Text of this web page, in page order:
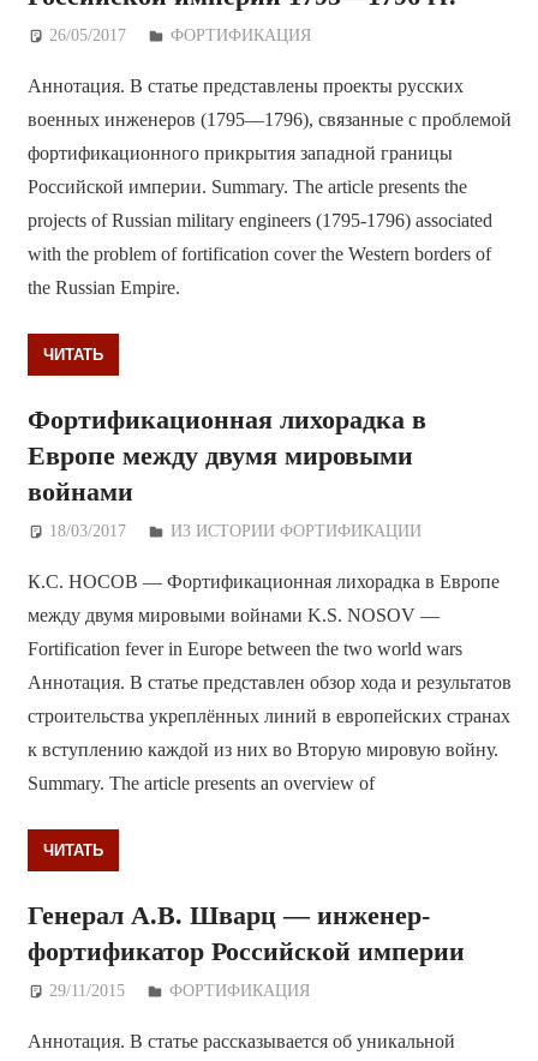
26/05/2017 Дежурный по Редакции
ФОРТИФИКАЦИЯ
Аннотация. В статье представлены проекты русских
военных инженеров (1795—1796), связанные с проблемой
фортификационного прикрытия западной границы
Российской империи. Summary. The article presents the
projects of Russian military engineers (1795-1796) associated
with the problem of fortification cover the Western borders of
the Russian Empire.
ЧИТАТЬ
Фортификационная лихорадка в
Европе между двумя мировыми
войнами
18/03/2017 Дежурный по Редакции
ИЗ ИСТОРИИ ФОРТИФИКАЦИИ
К.С. НОСОВ — Фортификационная лихорадка в Европе
между двумя мировыми войнами K.S. NOSOV —
Fortification fever in Europe between the two world wars
Аннотация. В статье представлен обзор хода и результатов
строительства укреплённых линий в европейских странах
к вступлению каждой из них во Вторую мировую войну.
Summary. The article presents an overview of
ЧИТАТЬ
Генерал А.В. Шварц — инженер-
фортификатор Российской империи
29/11/2015 Дежурный по Редакции
ФОРТИФИКАЦИЯ
Аннотация. В статье рассказывается об уникальной